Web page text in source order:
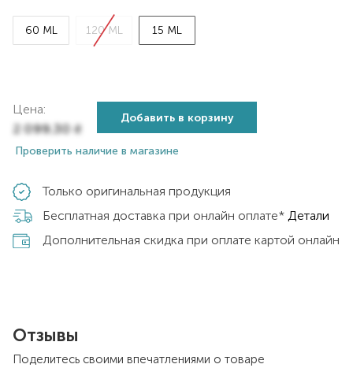
60 ML 120 ML 15 ML
Цена:
2 099,30 ₴
Добавить в корзину
Проверить наличие в магазине
Только оригинальная продукция
Бесплатная доставка при онлайн оплате* Детали
Дополнительная скидка при оплате картой онлайн
Отзывы
Поделитесь своими впечатлениями о товаре